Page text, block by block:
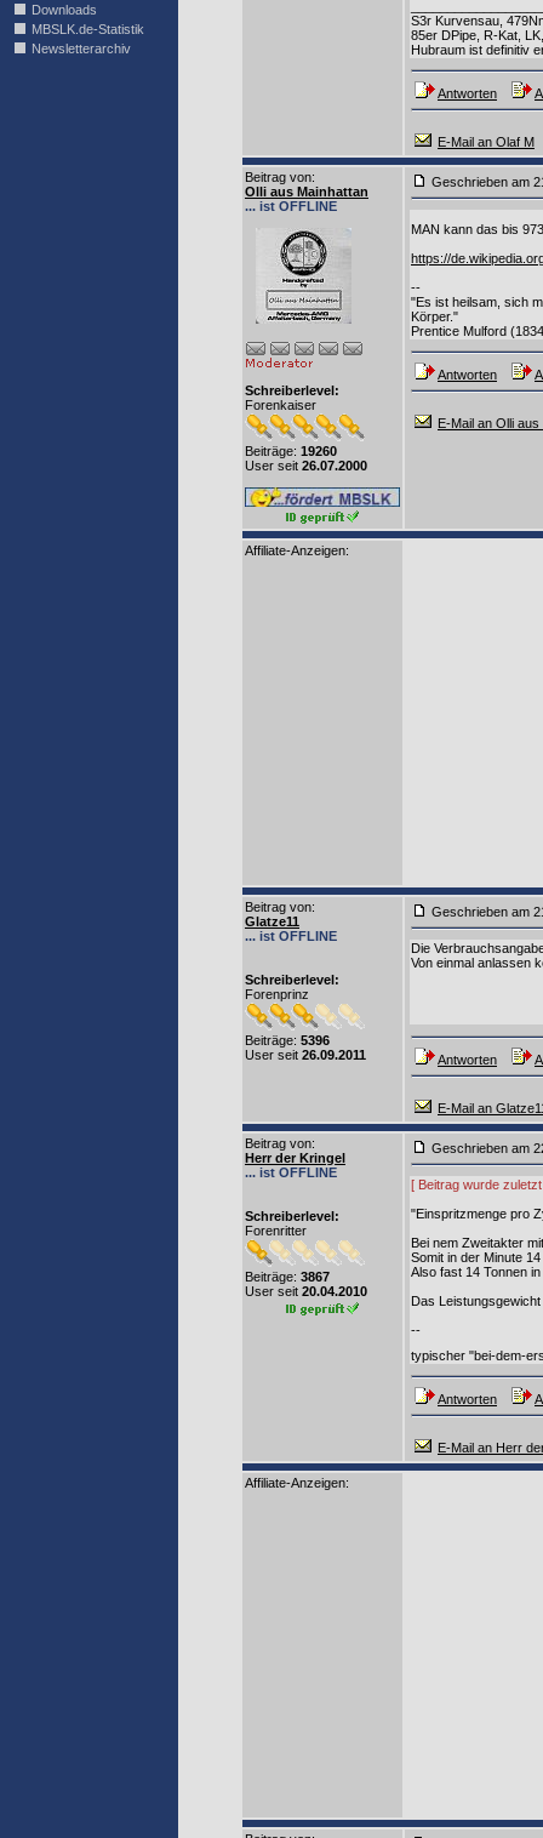
Downloads
MBSLK.de-Statistik
Newsletterarchiv
S3r Kurvensau,
85er DPipe, R-Kat,
Hubraum ist definitiv
Antworten
E-Mail an Olaf M
Beitrag von:
Olli aus Mainhattan
... ist OFFLINE
Schreiberlevel:
Forenkaiser
Beiträge: 19260
User seit 26.07.2000
Geschrieben am
MAN kann das bis
https://
--
"Es ist heilsam, sich
Körper."
Prentice Mulford
Antworten
E-Mail an Olli
Affiliate-Anzeigen:
Beitrag von:
Glatze11
... ist OFFLINE
Schreiberlevel:
Forenprinz
Beiträge: 5396
User seit 26.09.2011
Geschrieben am
Die
Von einmal anlassen
Antworten
E-Mail an
Beitrag von:
Herr der Kringel
... ist OFFLINE
Schreiberlevel:
Forenritter
Beiträge: 3867
User seit 20.04.2010
Geschrieben am
[ Beitrag wurde
"Einspritzmenge pro
Bei nem Zweitakter
Somit in der Minute
Also fast 14 Tonnen
Das
--
typischer "bei-dem-
Antworten
E-Mail an Herr
Affiliate-Anzeigen: